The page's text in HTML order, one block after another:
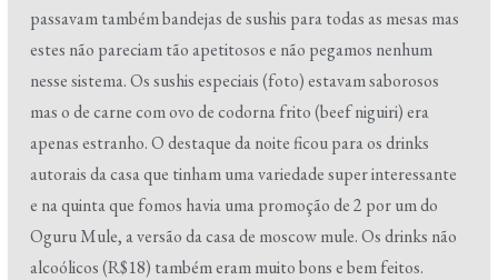
passavam também bandejas de sushis para todas as mesas mas
estes não pareciam tão apetitosos e não pegamos nenhum
nesse sistema. Os sushis especiais (foto) estavam saborosos
mas o de carne com ovo de codorna frito (beef niguiri) era
apenas estranho. O destaque da noite ficou para os drinks
autorais da casa que tinham uma variedade super interessante
e na quinta que fomos havia uma promoção de 2 por um do
Oguru Mule, a versão da casa de moscow mule. Os drinks não
alcoólicos (R$18) também eram muito bons e bem feitos.